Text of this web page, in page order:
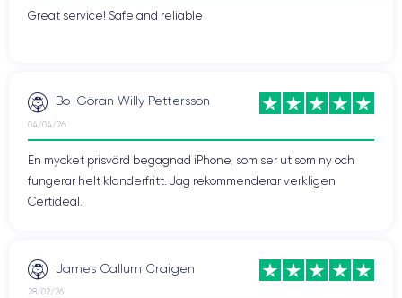
Great service! Safe and reliable
Bo-Göran Willy Pettersson
04/04/26
En mycket prisvärd begagnad iPhone, som ser ut som ny och
fungerar helt klanderfritt. Jag rekommenderar verkligen
Certideal.
James Callum Craigen
28/02/26